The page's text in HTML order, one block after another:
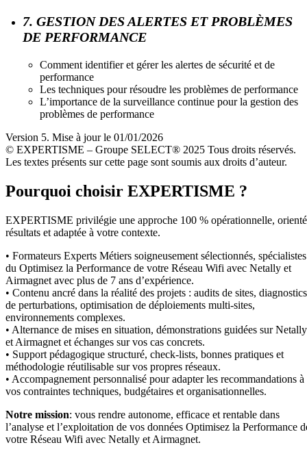
7. GESTION DES ALERTES ET PROBLÈMES
DE PERFORMANCE
Comment identifier et gérer les alertes de sécurité et de
performance
Les techniques pour résoudre les problèmes de performance
L’importance de la surveillance continue pour la gestion des
problèmes de performance
Version 5. Mise à jour le 01/01/2026
© EXPERTISME – Groupe SELECT® 2025 Tous droits réservés.
Les textes présents sur cette page sont soumis aux droits d’auteur.
Pourquoi choisir EXPERTISME ?
EXPERTISME privilégie une approche 100 % opérationnelle,
résultats et adaptée à votre contexte.
• Formateurs Experts Métiers soigneusement sélectionnés, spécialistes
du Optimisez la Performance de votre Réseau Wifi avec Netally et
Airmagnet avec plus de 7 ans d’expérience.
• Contenu ancré dans la réalité des projets : audits de sites, diagnostics
de perturbations, optimisation de déploiements multi-sites,
environnements complexes.
• Alternance de mises en situation, démonstrations guidées sur Netally
et Airmagnet et échanges sur vos cas concrets.
• Support pédagogique structuré, check-lists, bonnes pratiques et
méthodologie réutilisable sur vos propres réseaux.
• Accompagnement personnalisé pour adapter les recommandations à
vos contraintes techniques, budgétaires et organisationnelles.
Notre mission: vous rendre autonome, efficace et rentable dans
l’analyse et l’exploitation de vos données Optimisez la Performance
votre Réseau Wifi avec Netally et Airmagnet.